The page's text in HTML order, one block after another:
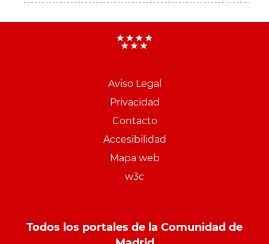
Aviso Legal
Privacidad
Contacto
Accesibilidad
Mapa web
w3c
Todos los portales de la Comunidad de